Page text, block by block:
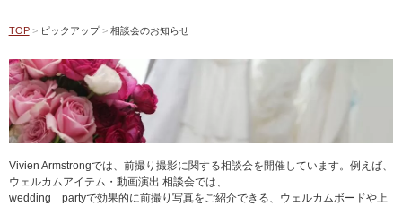
TOP ピックアップ 相談会のお知らせ
Vivien Armstrongでは、前撮り撮影に関する相談会を開催しています。例えば、
ウェルカムアイテム・動画演出 相談会では、
wedding partyで効果的に前撮り写真をご紹介できる、ウェルカムボードや上